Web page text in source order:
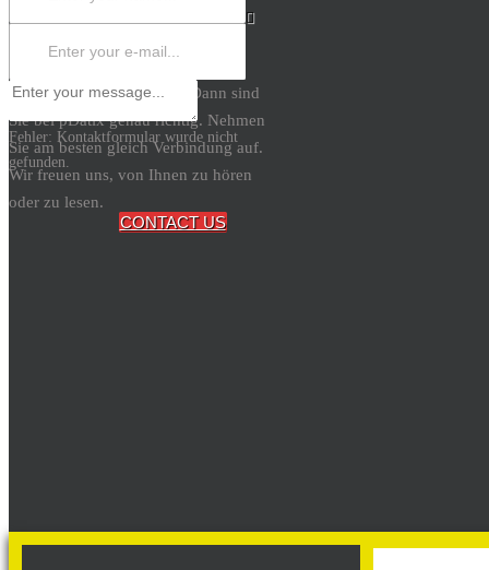
CONTACT US
Datenschutzbeauftragten? Dann sind
Sie bei pDatix genau richtig. Nehmen
Sie am besten gleich Verbindung auf.
Wir freuen uns, von Ihnen zu hören
oder zu lesen.
× Schliessen
Fehler: Kontaktformular wurde nicht
gefunden.